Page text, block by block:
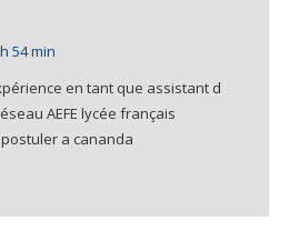
54 min
en tant que assistant d
AEFE lycée français
a cananda